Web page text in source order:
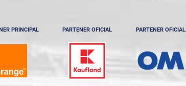
PRINCIPAL PARTENER OFICIAL PARTENER OFICIAL